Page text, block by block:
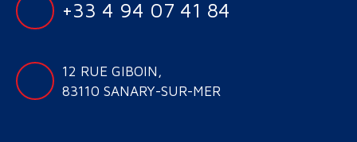
+33 4 94 07 41 84
12 RUE GIBOIN,
83110 SANARY-SUR-MER